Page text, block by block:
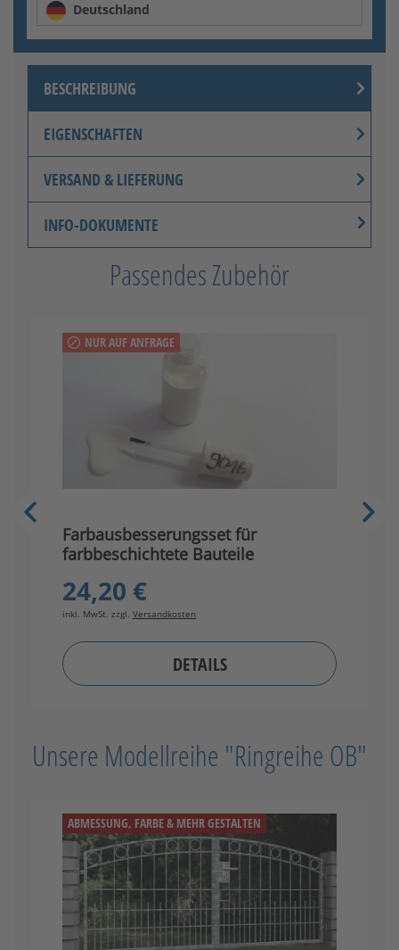
Deutschland
BESCHREIBUNG
EIGENSCHAFTEN
VERSAND & LIEFERUNG
INFO-DOKUMENTE
Passendes Zubehör
NUR AUF ANFRAGE
Farbausbesserungsset für
farbbeschichtete Bauteile
24,20 €
inkl. MwSt. zzgl. Versandkosten
DETAILS
Unsere Modellreihe "Ringreihe OB"
ABMESSUNG, FARBE & MEHR GESTALTEN